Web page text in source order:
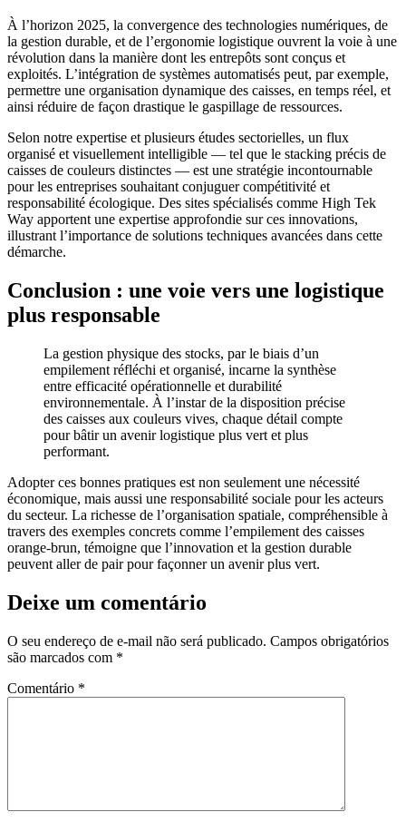
À l’horizon 2025, la convergence des technologies numériques, de
la gestion durable, et de l’ergonomie logistique ouvrent la voie à une
révolution dans la manière dont les entrepôts sont conçus et
exploités. L’intégration de systèmes automatisés peut, par exemple,
permettre une organisation dynamique des caisses, en temps réel, et
ainsi réduire de façon drastique le gaspillage de ressources.
Selon notre expertise et plusieurs études sectorielles, un flux
organisé et visuellement intelligible — tel que le stacking précis de
caisses de couleurs distinctes — est une stratégie incontournable
pour les entreprises souhaitant conjuguer compétitivité et
responsabilité écologique. Des sites spécialisés comme High Tek
Way apportent une expertise approfondie sur ces innovations,
illustrant l’importance de solutions techniques avancées dans cette
démarche.
Conclusion : une voie vers une logistique
plus responsable
La gestion physique des stocks, par le biais d’un
empilement réfléchi et organisé, incarne la synthèse
entre efficacité opérationnelle et durabilité
environnementale. À l’instar de la disposition précise
des caisses aux couleurs vives, chaque détail compte
pour bâtir un avenir logistique plus vert et plus
performant.
Adopter ces bonnes pratiques est non seulement une nécessité
économique, mais aussi une responsabilité sociale pour les acteurs
du secteur. La richesse de l’organisation spatiale, compréhensible à
travers des exemples concrets comme l’empilement des caisses
orange-brun, témoigne que l’innovation et la gestion durable
peuvent aller de pair pour façonner un avenir plus vert.
Deixe um comentário
O seu endereço de e-mail não será publicado. Campos obrigatórios
são marcados com *
Comentário *